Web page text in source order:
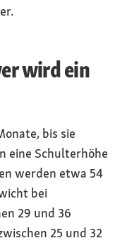
wird ein
bis sie
eine Schulterhöhe
werden etwa 54
bei
29 und 36
25 und 32